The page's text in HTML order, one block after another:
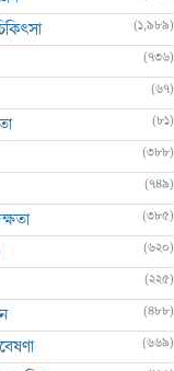
(1,989)
(736)
(67)
(81)
(388)
(749)
(385)
(620)
(225)
(488)
(669)